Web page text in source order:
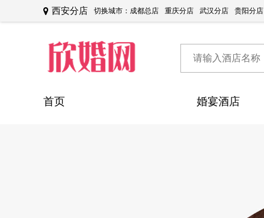
西安分店 切换城市： 成都总店 重庆分店 武汉分店 贵阳分店
首页 婚宴酒店